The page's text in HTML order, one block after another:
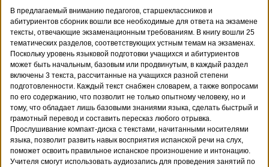
В предлагаемый вниманию педагогов, старшеклассников и
абитуриентов сборник вошли все необходимые для ответа на экзамене
тексты, отвечающие экзаменационным требованиям. В книгу вошли 25
тематических разделов, соответствующих устным темам на экзаменах.
Поскольку уровень языковой подготовки учащихся и абитуриентов
может быть начальным, базовым или продвинутым, в каждый раздел
включены 3 текста, рассчитанные на учащихся разной степени
подготовленности. Каждый текст снабжен словарем, а также вопросами
по его содержанию, что позволит не только опытному человеку, но и
тому, что обладает лишь базовыми знаниями языка, сделать быстрый и
грамотный перевод и составить пересказ любого отрывка.
Прослушивание компакт-диска с текстами, начитанными носителями
языка, позволит развить навык восприятия испанской речи на слух,
поможет освоить правильное испанское произношение и интонацию.
Учителя смогут использовать аудиозапись для проведения занятий по